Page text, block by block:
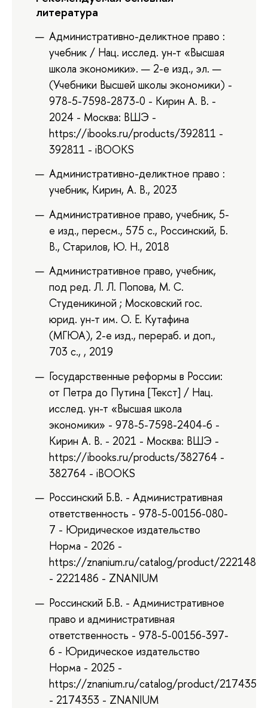
литература
Административно-деликтное право :
учебник / Нац. исслед. ун-т «Высшая
школа экономики». — 2-е изд., эл. —
(Учебники Высшей школы экономики) -
978-5-7598-2873-0 - Кирин А. В. -
2024 - Москва: ВШЭ -
https://ibooks.ru/products/392811 -
392811 - iBOOKS
Административно-деликтное право :
учебник, Кирин, А. В., 2023
Административное право, учебник, 5-
е изд., пересм., 575 с., Россинский, Б.
В., Старилов, Ю. Н., 2018
Административное право, учебник,
под ред. Л. Л. Попова, М. С.
Студеникиной ; Московский гос.
юрид. ун-т им. О. Е. Кутафина
(МГЮА), 2-е изд., перераб. и доп.,
703 с., , 2019
Государственные реформы в России:
от Петра до Путина [Текст] / Нац.
исслед. ун-т «Высшая школа
экономики» - 978-5-7598-2404-6 -
Кирин А. В. - 2021 - Москва: ВШЭ -
https://ibooks.ru/products/382764 -
382764 - iBOOKS
Россинский Б.В. - Административная
ответственность - 978-5-00156-080-
7 - Юридическое издательство
Норма - 2026 -
https://znanium.ru/catalog/product/2221486
- 2221486 - ZNANIUM
Россинский Б.В. - Административное
право и административная
ответственность - 978-5-00156-397-
6 - Юридическое издательство
Норма - 2025 -
https://znanium.ru/catalog/product/2174353
- 2174353 - ZNANIUM